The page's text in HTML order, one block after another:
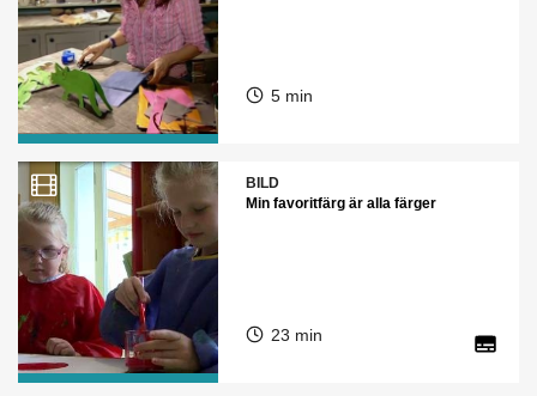
5 min
BILD
Min favoritfärg är alla färger
23 min